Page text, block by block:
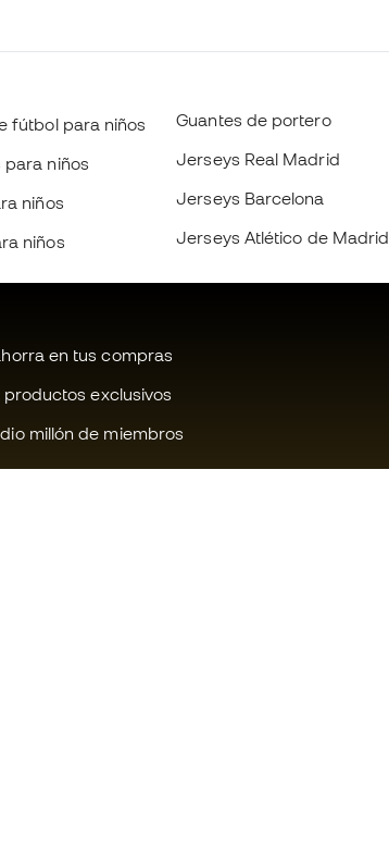
fútbol para niños
para niños
niños
niños
Guantes de portero
Jerseys Real Madrid
Jerseys Barcelona
Jerseys Atlético de Madrid
en tus compras
exclusivos
millón de miembros